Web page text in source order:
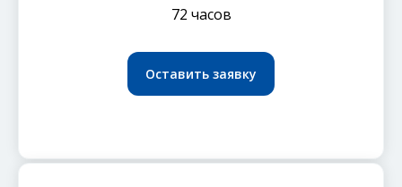
72 часов
Оставить заявку